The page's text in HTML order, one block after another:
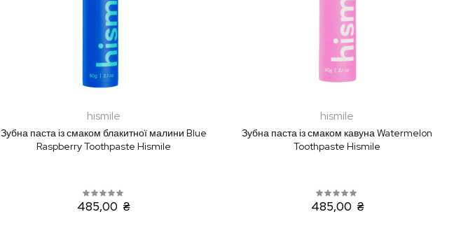
hismile
Зубна паста із смаком блакитної малини Blue
Raspberry Toothpaste Hismile
485,00 ₴
hismile
Зубна паста із смаком кавуна Watermelon
Toothpaste Hismile
485,00 ₴